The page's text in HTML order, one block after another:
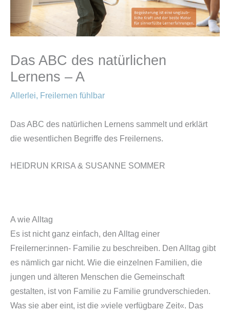
Das ABC des natürlichen
Lernens – A
Allerlei, Freilernen fühlbar
Das ABC des natürlichen Lernens sammelt und erklärt
die wesentlichen Begriffe des Freilernens.
HEIDRUN KRISA & SUSANNE SOMMER
A wie Alltag
Es ist nicht ganz einfach, den Alltag einer
Freilerner:innen- Familie zu beschreiben. Den Alltag gibt
es nämlich gar nicht. Wie die einzelnen Familien, die
jungen und älteren Menschen die Gemeinschaft
gestalten, ist von Familie zu Familie grundverschieden.
Was sie aber eint, ist die »viele verfügbare Zeit«. Das